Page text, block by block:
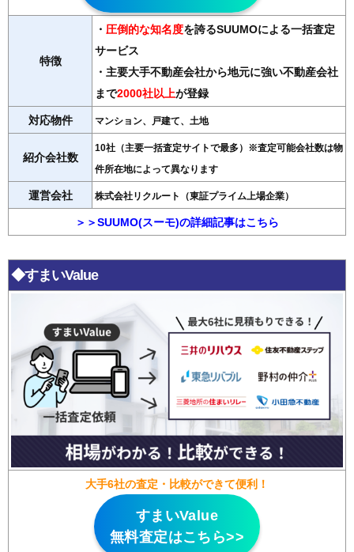
特徴
・ 圧倒的な知名度を誇るSUUMOによる一括査定
サービス
・主要大手不動産会社から地元に強い不動産会社
まで2000社以上が登録
対応物件 マンション、戸建て、土地
紹介会社数
10社（主要一括査定サイトで最多）※査定可能会社数は物
件所在地によって異なります
運営会社 株式会社リクルート（東証プライム上場企業）
＞＞SUUMO(スーモ)の詳細記事はこちら
◆すまいValue
大手6社の査定・比較ができて便利！
すまいValue
無料査定はこちら>>